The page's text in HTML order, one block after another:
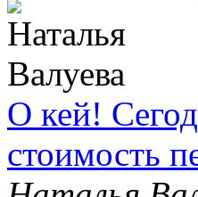
О кей!
стоимость